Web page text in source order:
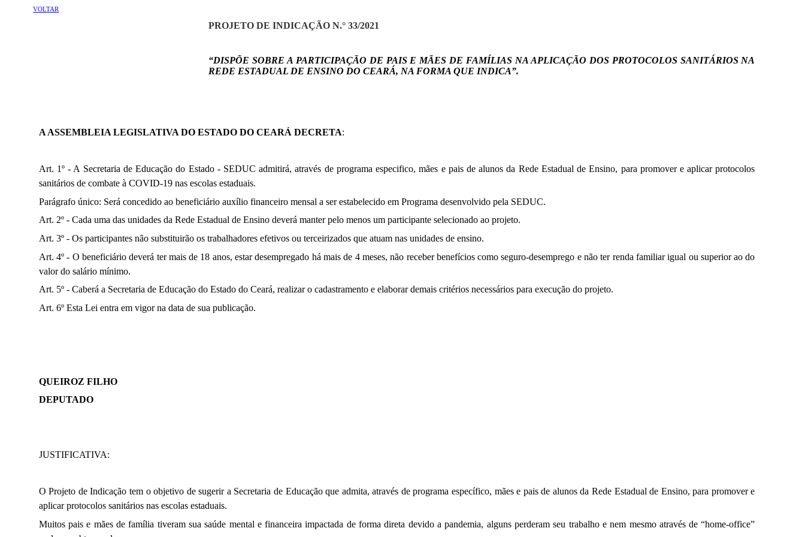
VOLTAR
PROJETO DE INDICAÇÃO N.° 33/2021
“DISPÕE SOBRE A PARTICIPAÇÃO DE PAIS E MÃES DE FAMÍLIAS NA APLICAÇÃO DOS PROTOCOLOS SANITÁRIOS NA
REDE ESTADUAL DE ENSINO DO CEARÁ, NA FORMA QUE INDICA”.
A ASSEMBLEIA LEGISLATIVA DO ESTADO DO CEARÁ DECRETA:
Art. 1º - A Secretaria de Educação do Estado - SEDUC admitirá, através de programa especifico, mães e pais de alunos da Rede Estadual de Ensino, para promover e aplicar protocolos
sanitários de combate à COVID-19 nas escolas estaduais.
Parágrafo único: Será concedido ao beneficiário auxílio financeiro mensal a ser estabelecido em Programa desenvolvido pela SEDUC.
Art. 2º - Cada uma das unidades da Rede Estadual de Ensino deverá manter pelo menos um participante selecionado ao projeto.
Art. 3º - Os participantes não substituirão os trabalhadores efetivos ou terceirizados que atuam nas unidades de ensino.
Art. 4º - O beneficiário deverá ter mais de 18 anos, estar desempregado há mais de 4meses, não receber benefícios como seguro-desemprego e não ter renda familiar igual ou superior ao do
valor do salário mínimo.
Art. 5º - Caberá a Secretaria de Educação do Estado do Ceará, realizar o cadastramento e elaborar demais critérios necessários para execução do projeto.
Art. 6º Esta Lei entra em vigor na data de sua publicação.
QUEIROZ FILHO
DEPUTADO
JUSTIFICATIVA:
O Projeto de Indicação tem o objetivo de sugerir a Secretaria de Educação que admita, através de programa específico, mães e pais de alunos da Rede Estadual de Ensino, para promover e
aplicar protocolos sanitários nas escolas estaduais.
Muitos pais e mães de família tiveram sua saúde mental e financeira impactada de forma direta devidoa pandemia, alguns perderam seu trabalho e nem mesmo através de “home-office”